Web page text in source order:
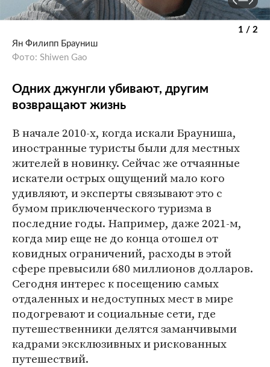
1 / 2
Ян Филипп Брауниш
Фото: Shiwen Gao
Одних джунгли убивают, другим
возвращают жизнь
В начале 2010-х, когда искали Брауниша,
иностранные туристы были для местных
жителей в новинку. Сейчас же отчаянные
искатели острых ощущений мало кого
удивляют, и эксперты связывают это с
бумом приключенческого туризма в
последние годы. Например, даже 2021-м,
когда мир еще не до конца отошел от
ковидных ограничений, расходы в этой
сфере превысили 680 миллионов долларов.
Сегодня интерес к посещению самых
отдаленных и недоступных мест в мире
подогревают и социальные сети, где
путешественники делятся заманчивыми
кадрами эксклюзивных и рискованных
путешествий.